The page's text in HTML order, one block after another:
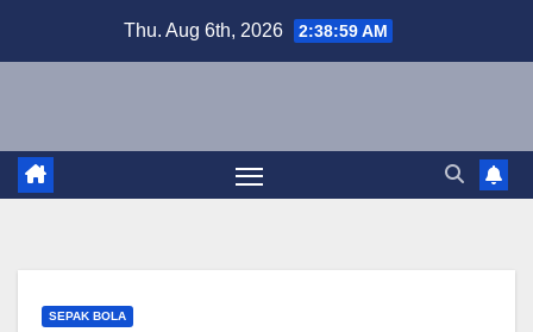
Thu. Aug 6th, 2026 2:39:00 AM
SEPAK BOLA